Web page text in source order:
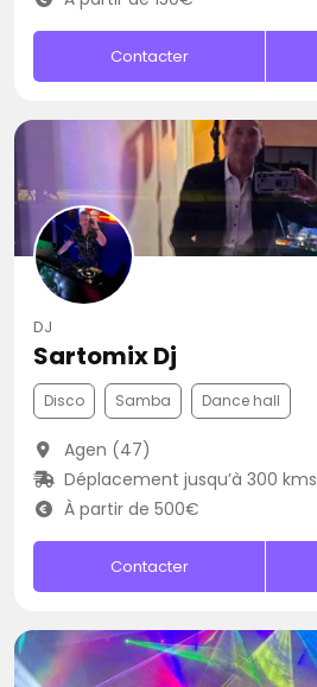
Contacter
DJ
Sartomix Dj
Disco Samba Dance hall
Agen (47)
Déplacement jusqu’à 300 kms
À partir de 500€
Contacter